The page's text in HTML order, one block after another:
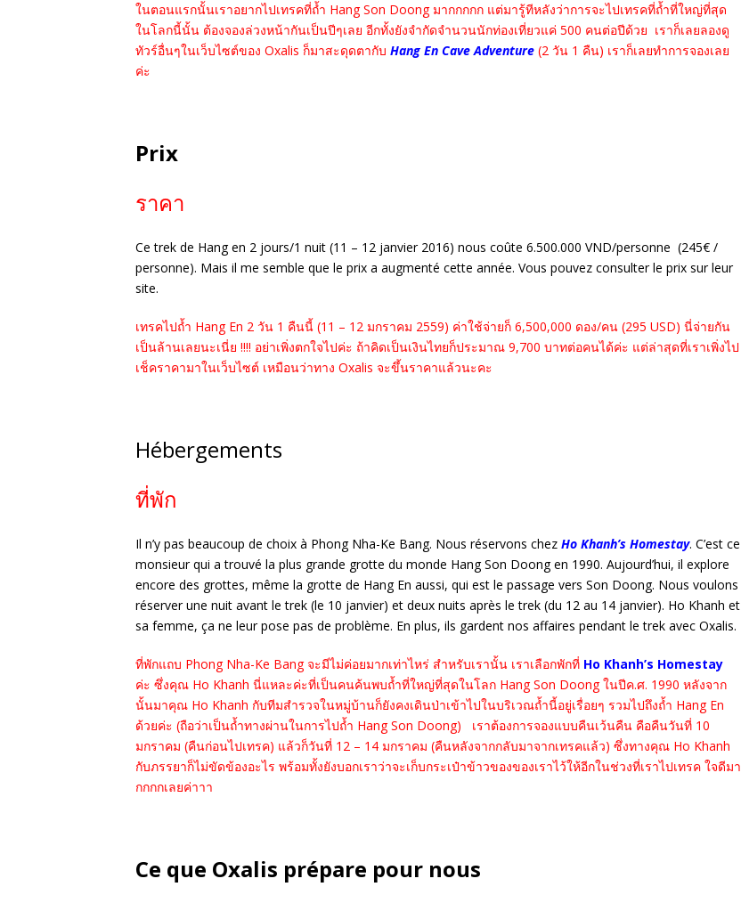
ในตอนแรกนั้นเราอยากไปเทรคที่ถ้ำ Hang Son Doong มากกกกก แต่มารู้ทีหลังว่าการจะไปเทรคที่ถ้ำที่ใหญ่ที่สุด
ในโลกนี้นั้น ต้องจองล่วงหน้ากันเป็นปีๆเลย อีกทั้งยังจำกัดจำนวนนักท่องเที่ยวแค่ 500 คนต่อปีด้วย เราก็เลยลองดู
ทัวร์อื่นๆในเว็บไซต์ของ Oxalis ก็มาสะดุดตากับ Hang En Cave Adventure (2 วัน 1 คืน) เราก็เลยทำการจองเลย
ค่ะ
Prix
ราคา
Ce trek de Hang en 2 jours/1 nuit (11 – 12 janvier 2016) nous coûte 6.500.000 VND/personne (245€ /
personne). Mais il me semble que le prix a augmenté cette année. Vous pouvez consulter le prix sur leur
site.
เทรคไปถ้ำ Hang En 2 วัน 1 คืนนี้ (11 – 12 มกราคม 2559) ค่าใช้จ่ายก็ 6,500,000 ดอง/คน (295 USD) นี่จ่ายกัน
เป็นล้านเลยนะเนี่ย !!!! อย่าเพิ่งตกใจไปค่ะ ถ้าคิดเป็นเงินไทยก็ประมาณ 9,700 บาทต่อคนได้ค่ะ แต่ล่าสุดที่เราเพิ่งไป
เช็คราคามาในเว็บไซต์ เหมือนว่าทาง Oxalis จะขึ้นราคาแล้วนะคะ
Hébergements
ที่พัก
Il n’y pas beaucoup de choix à Phong Nha-Ke Bang. Nous réservons chez Ho Khanh’s Homestay. C’est ce
monsieur qui a trouvé la plus grande grotte du monde Hang Son Doong en 1990. Aujourd’hui, il explore
encore des grottes, même la grotte de Hang En aussi, qui est le passage vers Son Doong. Nous voulons
réserver une nuit avant le trek (le 10 janvier) et deux nuits après le trek (du 12 au 14 janvier). Ho Khanh et
sa femme, ça ne leur pose pas de problème. En plus, ils gardent nos affaires pendant le trek avec Oxalis.
ที่พักแถบ Phong Nha-Ke Bang จะมีไม่ค่อยมากเท่าไหร่ สำหรับเรานั้น เราเลือกพักที่ Ho Khanh’s Homestay
ค่ะ ซึ่งคุณ Ho Khanh นี่แหละค่ะที่เป็นคนค้นพบถ้ำที่ใหญ่ที่สุดในโลก Hang Son Doong ในปีค.ศ. 1990 หลังจาก
นั้นมาคุณ Ho Khanh กับทีมสำรวจในหมู่บ้านก็ยังคงเดินป่าเข้าไปในบริเวณถ้ำนี้อยู่เรื่อยๆ รวมไปถึงถ้ำ Hang En
ด้วยค่ะ (ถือว่าเป็นถ้ำทางผ่านในการไปถ้ำ Hang Son Doong) เราต้องการจองแบบคืนเว้นคืน คือคืนวันที่ 10
มกราคม (คืนก่อนไปเทรค) แล้วก็วันที่ 12 – 14 มกราคม (คืนหลังจากกลับมาจากเทรคแล้ว) ซึ่งทางคุณ Ho Khanh
กับภรรยาก็ไม่ขัดข้องอะไร พร้อมทั้งยังบอกเราว่าจะเก็บกระเป๋าข้าวของของเราไว้ให้อีกในช่วงที่เราไปเทรค ใจดีมา
กกกกเลยค่าาา
Ce que Oxalis prépare pour nous